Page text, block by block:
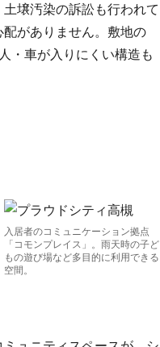
壌汚染の訴訟も行われて
がありません。敷地の
・車が入りにくい構造も
入居者のコミュニケーション拠点
「コモンプレイス」。雨天時の子ど
もの遊び場など多目的に利用できる
空間。